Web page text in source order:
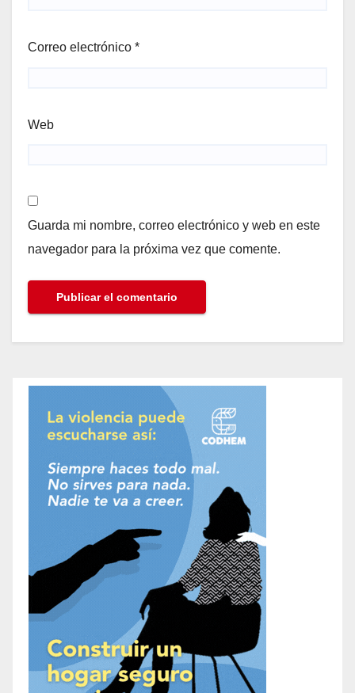
Correo electrónico *
Web
Guarda mi nombre, correo electrónico y web en este
navegador para la próxima vez que comente.